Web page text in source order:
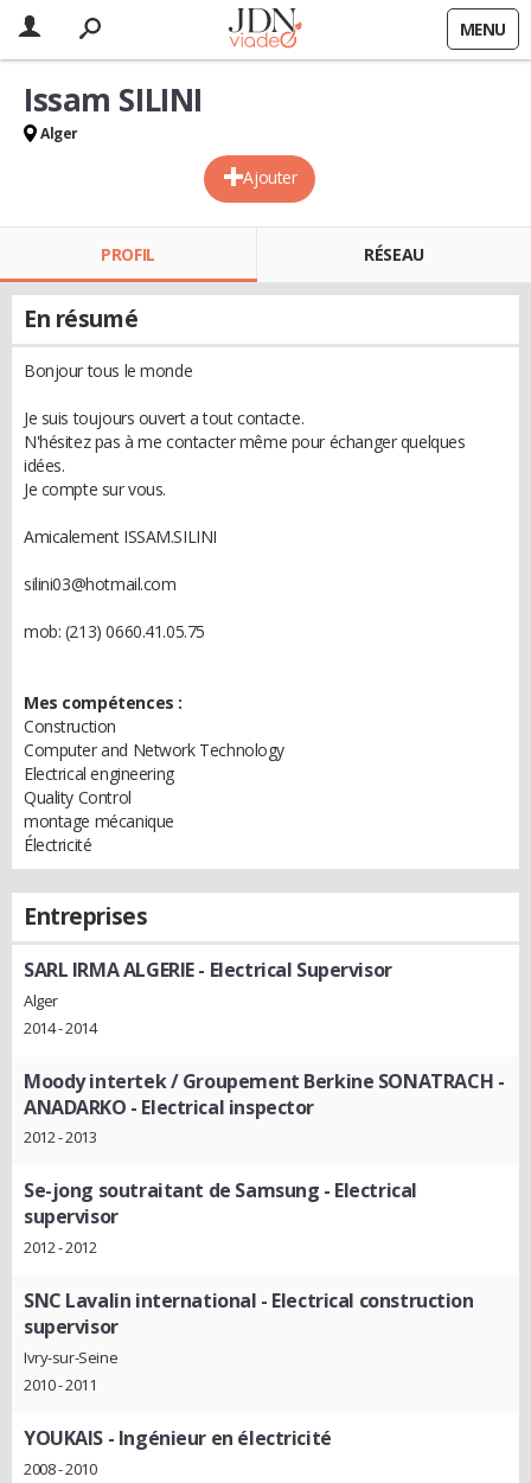
MENU
Ajouter
Issam SILINI
Alger
PROFIL RÉSEAU
En résumé
Bonjour tous le monde
Je suis toujours ouvert a tout contacte.
N'hésitez pas à me contacter même pour échanger quelques
idées.
Je compte sur vous.
Amicalement ISSAM.SILINI
silini03@hotmail.com
mob: (213) 0660.41.05.75
Mes compétences :
Construction
Computer and Network Technology
Electrical engineering
Quality Control
montage mécanique
Électricité
Entreprises
SARL IRMA ALGERIE- Electrical Supervisor
Alger
2014 - 2014
Moody intertek / Groupement Berkine SONATRACH -
ANADARKO - Electrical inspector
2012 - 2013
Se-jong soutraitant de Samsung - Electrical
supervisor
2012 - 2012
SNC Lavalin international - Electrical construction
supervisor
Ivry-sur-Seine
2010 - 2011
YOUKAIS - Ingénieur en électricité
2008 - 2010